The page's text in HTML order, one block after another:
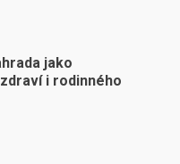
jako
i rodinného